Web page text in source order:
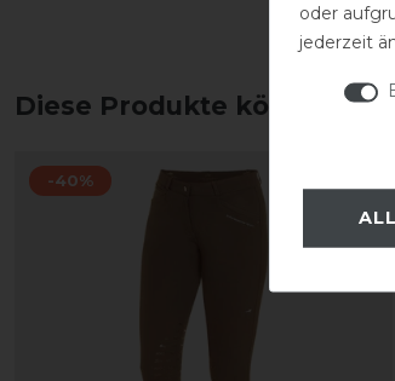
Diese Produkte könnten
-40%
oder
jederzeit